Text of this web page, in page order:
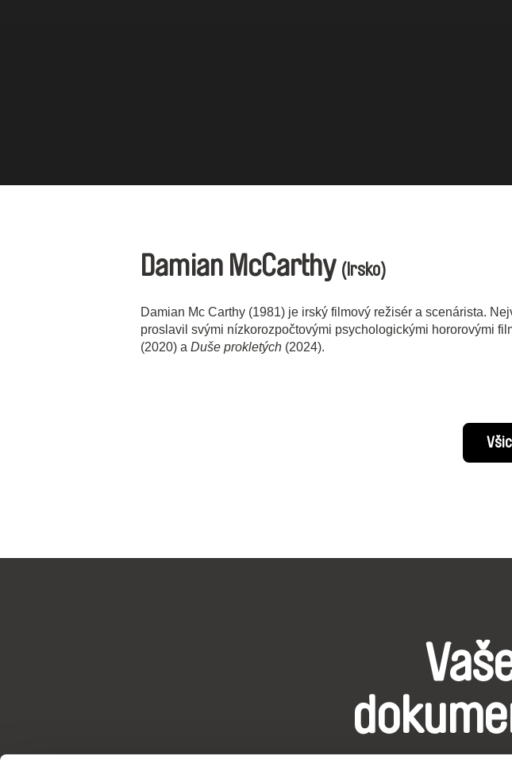
Damian McCarthy (Irsko)
Damian Mc Carthy (1981) je irský filmový režisér a scenárista.
proslavil svými nízkorozpočtovými psychologickými hororovými
(2020) a Duše prokletých (2024).